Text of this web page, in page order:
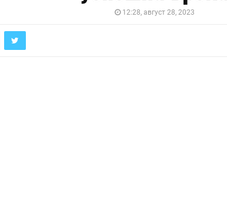
12:28, август 28, 2023